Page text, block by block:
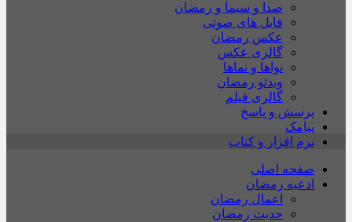
صدا و سیما و رمضان
فایل های صوتی
عکس رمضان
گالری عکس
نواها و نماها
ویدئو رمضان
گالری فیلم
پرسش و پاسخ
پیامک
نرم افزار و کتاب
صفحه اصلی
ادعیه رمضان
اعمال رمضان
حدیث رمضان